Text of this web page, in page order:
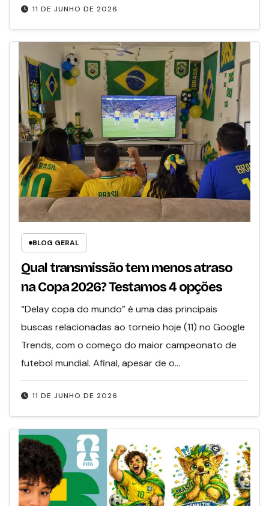
11 DE JUNHO DE 2026
BLOG GERAL
Qual transmissão tem menos atraso
na Copa 2026? Testamos 4 opções
11 DE JUNHO DE 2026
“Delay copa do mundo” é uma das principais
buscas relacionadas ao torneio hoje (11) no Google
Trends, com o começo do maior campeonato de
futebol mundial. Afinal, apesar de o…